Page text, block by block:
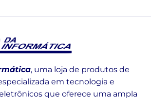
, uma loja de produtos de
em tecnologia e
que oferece uma ampla